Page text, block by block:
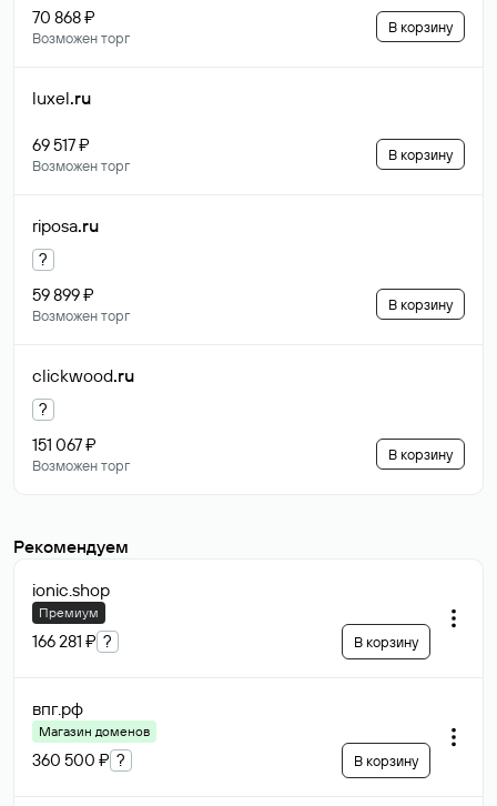
70 868 ₽
Возможен торг
В корзину
luxel.ru
69 517 ₽
Возможен торг
В корзину
riposa.ru
?
59 899 ₽
Возможен торг
В корзину
clickwood.ru
?
151 067 ₽
Возможен торг
В корзину
Рекомендуем
ionic.shop
Премиум
166 281 ₽ ? В корзину
впг.рф
Магазин доменов
360 500 ₽ ? В корзину